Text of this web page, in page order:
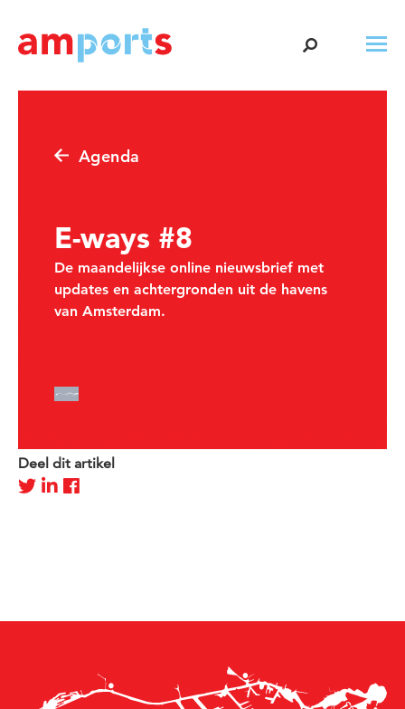
Agenda
E-ways #8
De maandelijkse online nieuwsbrief met
updates en achtergronden uit de havens
van Amsterdam.
Deel dit artikel